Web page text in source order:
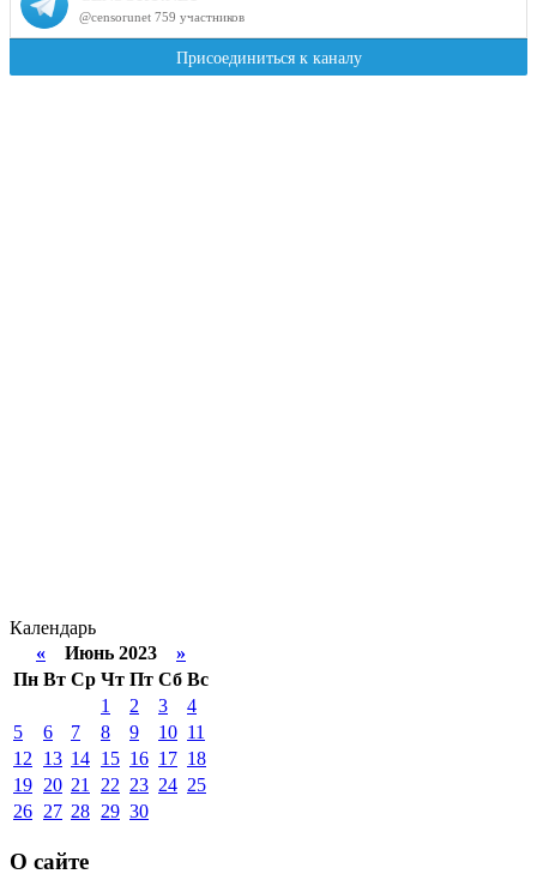
Календарь
« Июнь 2023 »
Пн Вт Ср Чт Пт Сб Вс
1
2 3
4
5
6 7 8 9 10 11
12
13 14 15 16 17 18
19 20 21 22 23 24 25
26 27 28 29 30
О сайте